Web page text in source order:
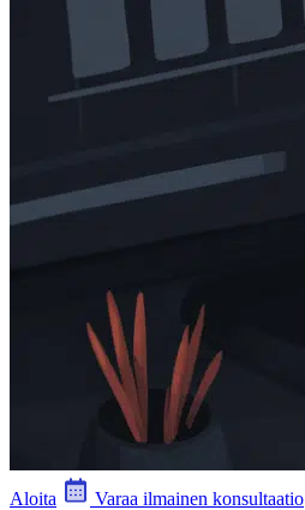
Aloita Varaa ilmainen konsultaatio